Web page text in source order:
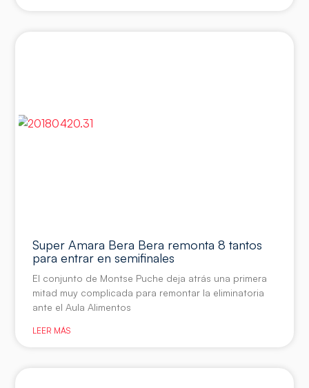
Super Amara Bera Bera remonta 8 tantos
para entrar en semifinales
El conjunto de Montse Puche deja atrás una primera
mitad muy complicada para remontar la eliminatoria
ante el Aula Alimentos
LEER MÁS